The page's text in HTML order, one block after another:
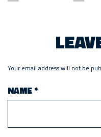
Your email address will not be
NAME*